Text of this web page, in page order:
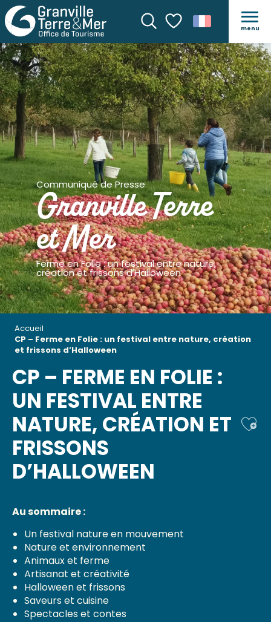
Recherche
Voir les favoris
menu
Communiqué de Presse
Granville Terre
et Mer
Ferme en Folie : un festival entre nature,
création et frissons d'Halloween
Accueil
CP – Ferme en Folie : un festival entre nature, création
et frissons d’Halloween
CP – FERME EN FOLIE :
UN FESTIVAL ENTRE
NATURE, CRÉATION ET
FRISSONS
D’HALLOWEEN
Au sommaire :
Un festival nature en mouvement
Nature et environnement
Animaux et ferme
Artisanat et créativité
Halloween et frissons
Saveurs et cuisine
Spectacles et contes